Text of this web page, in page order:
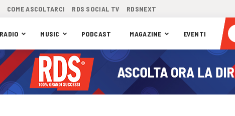
COME ASCOLTARCI RDS SOCIAL TV RDSNEXT
RADIO MUSIC PODCAST MAGAZINE EVENTI